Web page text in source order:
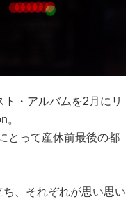
・アルバムを2月にリ
。
とって産休前最後の都
、それぞれが思い思い